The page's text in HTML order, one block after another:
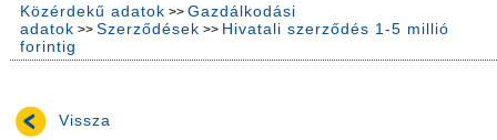
Közérdekű adatok >> Gazdálkodási
adatok >> Szerződések >> Hivatali szerződés 1-5 millió
forintig
Vissza